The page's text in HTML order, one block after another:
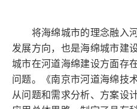
将海绵城市的理念融入河
发展方向，也是海绵城市建
城市在河道海绵建设方面存
问题。《南京市河道海绵技
从问题和需求分析、方案设